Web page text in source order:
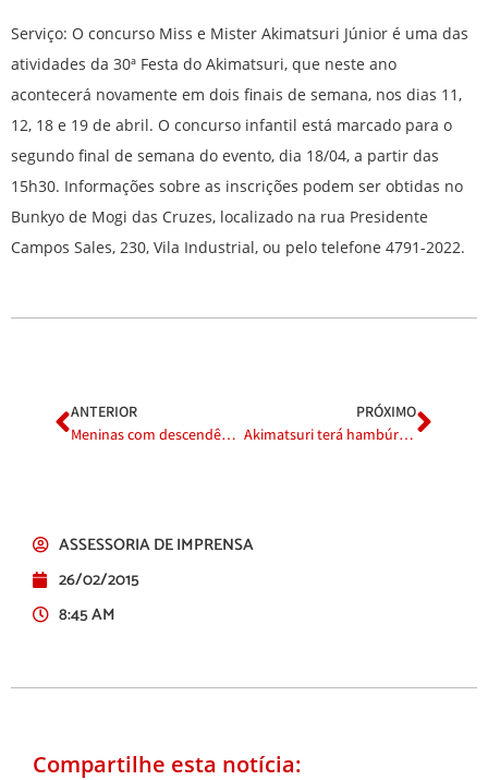
Serviço: O concurso Miss e Mister Akimatsuri Júnior é uma das
atividades da 30ª Festa do Akimatsuri, que neste ano
acontecerá novamente em dois finais de semana, nos dias 11,
12, 18 e 19 de abril. O concurso infantil está marcado para o
segundo final de semana do evento, dia 18/04, a partir das
15h30. Informações sobre as inscrições podem ser obtidas no
Bunkyo de Mogi das Cruzes, localizado na rua Presidente
Campos Sales, 230, Vila Industrial, ou pelo telefone 4791-2022.
ANTERIOR
Meninas com descendência japonesa do Alto Tietê: Inscrevam-se para o Miss Akimatsuri
PRÓXIMO
Akimatsuri terá hambúrguer feito boi japonês Wagyu Kobe
ASSESSORIA DE IMPRENSA
26/02/2015
8:45 AM
Compartilhe esta notícia: